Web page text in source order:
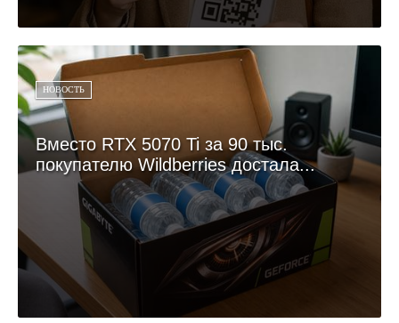
НОВОСТЬ
Вместо RTX 5070 Ti за 90 тыс.
покупателю Wildberries достала...